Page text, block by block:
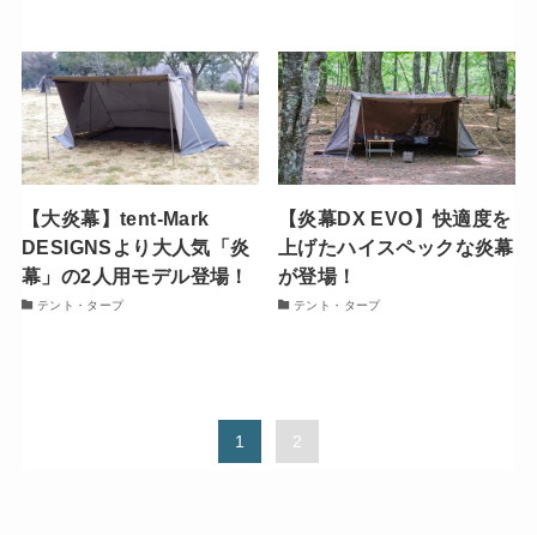
【大炎幕】tent-Mark
DESIGNSより大人気「炎
幕」の2人用モデル登場！
テント・タープ
【炎幕DX EVO】快適度を
上げたハイスペックな炎幕
が登場！
テント・タープ
1 2